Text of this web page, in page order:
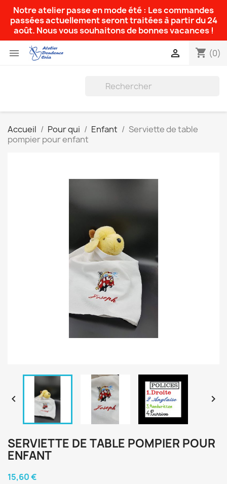
Notre atelier passe en mode été : Les commandes
passées actuellement seront traitées à partir du 24
août. Nous vous souhaitons de bonnes vacances !
 shopping_cart (0)

Accueil Pour qui Enfant
Serviette de table
pompier pour enfant
 
SERVIETTE DE TABLE POMPIER POUR
ENFANT
15,60 €